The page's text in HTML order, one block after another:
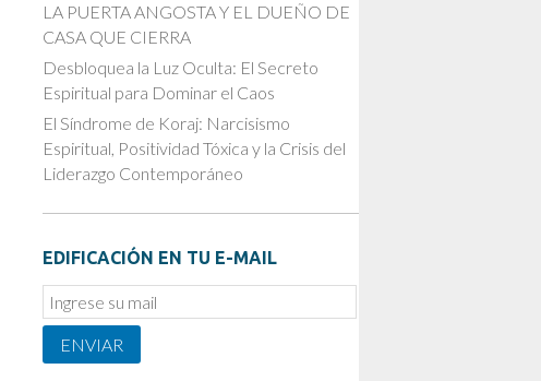
LA PUERTA ANGOSTA Y EL DUEÑO DE
CASA QUE CIERRA
Desbloquea la Luz Oculta: El Secreto
Espiritual para Dominar el Caos
El Síndrome de Koraj: Narcisismo
Espiritual, Positividad Tóxica y la Crisis del
Liderazgo Contemporáneo
EDIFICACIÓN EN TU E-MAIL
Email
Subscription
ENVIAR